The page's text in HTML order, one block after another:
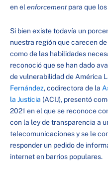
en el enforcementpara que los
Si bien existe todavía un
nuestra región que carecen
como de las habilidades
reconoció que se han dado
de vulnerabilidad de América
Fernández, codirectora de la
la Justicia (ACIJ), presentó
2021 en el que se reconoce
con la ley de transparencia a
telecomunicaciones y se le
responder un pedido de
internet en barrios populares.